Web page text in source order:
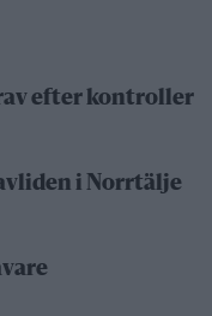
efter kontroller
i Norrtälje